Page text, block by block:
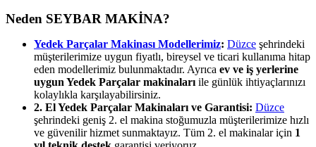
Neden SEYBAR MAKİNA?
Yedek Parçalar Makinası Modellerimiz: Düzce şehrindeki
müşterilerimize uygun fiyatlı, bireysel ve ticari kullanıma hitap
eden modellerimiz bulunmaktadır. Ayrıca ev ve iş yerlerine
uygun Yedek Parçalar makinaları ile günlük ihtiyaçlarınızı
kolaylıkla karşılayabilirsiniz.
2. El Yedek Parçalar Makinaları ve Garantisi: Düzce
şehrindeki geniş 2. el makina stoğumuzla müşterilerimize hızlı
ve güvenilir hizmet sunmaktayız. Tüm 2. el makinalar için 1